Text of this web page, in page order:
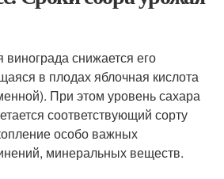
снижается его
в плодах яблочная кислота
При этом уровень сахара
соответствующий сорту
особо важных
минеральных веществ.